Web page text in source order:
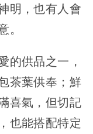
明，也有人會
的供品之一，
茶葉供奉；鮮
喜氣，但切記
也能搭配特定